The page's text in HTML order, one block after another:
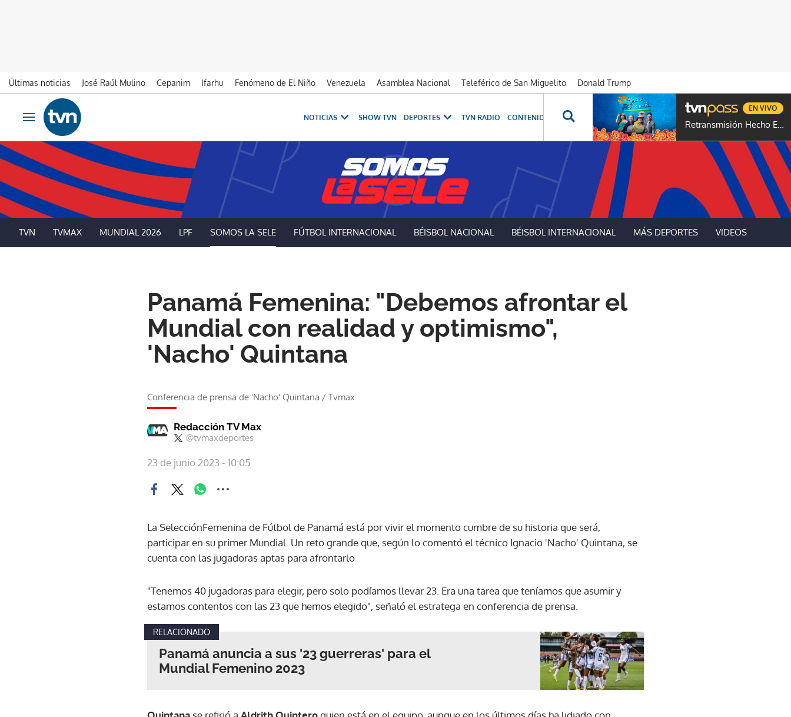
Últimas noticias José Raúl Mulino Cepanim Ifarhu Fenómeno de El Niño Venezuela Asamblea Nacional Teleférico de San Miguelito
Donald Trump
Ir al contenido
Obrir navegació
NOTICIAS SHOW TVN DEPORTES TVN RADIO CONTENIDOS ESPECIALES NOVELAS PROGRAMAS GENTE TVN
Retransmisión Hecho En Panamá
EN VIVO
TVN TVMAX MUNDIAL 2026 LPF SOMOS LA SELE FÚTBOL INTERNACIONAL BÉISBOL NACIONAL BÉISBOL INTERNACIONAL MÁS DEPORTES VIDEOS
Panamá Femenina: "Debemos afrontar el
Mundial con realidad y optimismo",
'Nacho' Quintana
Conferencia de prensa de 'Nacho' Quintana / Tvmax
Redacción TV Max
@tvmaxdeportes
23 de junio 2023 - 10:05
La SelecciónFemenina de Fútbol de Panamá está por vivir el momento cumbre de su historia que será,
participar en su primer Mundial. Un reto grande que, según lo comentó el técnico Ignacio 'Nacho' Quintana, se
cuenta con las jugadoras aptas para afrontarlo
"Tenemos 40 jugadoras para elegir, pero solo podíamos llevar 23. Era una tarea que teníamos que asumir y
estamos contentos con las 23 que hemos elegido", señaló el estratega en conferencia de prensa.
RELACIONADO
Panamá anuncia a sus '23 guerreras' para el
Mundial Femenino 2023